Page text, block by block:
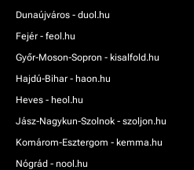
Dunaújváros - duol.hu
Fejér - feol.hu
Győr-Moson-Sopron - kisalfold.hu
Hajdú-Bihar - haon.hu
Heves - heol.hu
Jász-Nagykun-Szolnok - szoljon.hu
Komárom-Esztergom - kemma.hu
Nógrád - nool.hu